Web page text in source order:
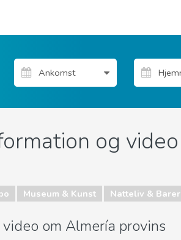
og video
Museum & Kunst Natteliv & Barer
om Almería provins